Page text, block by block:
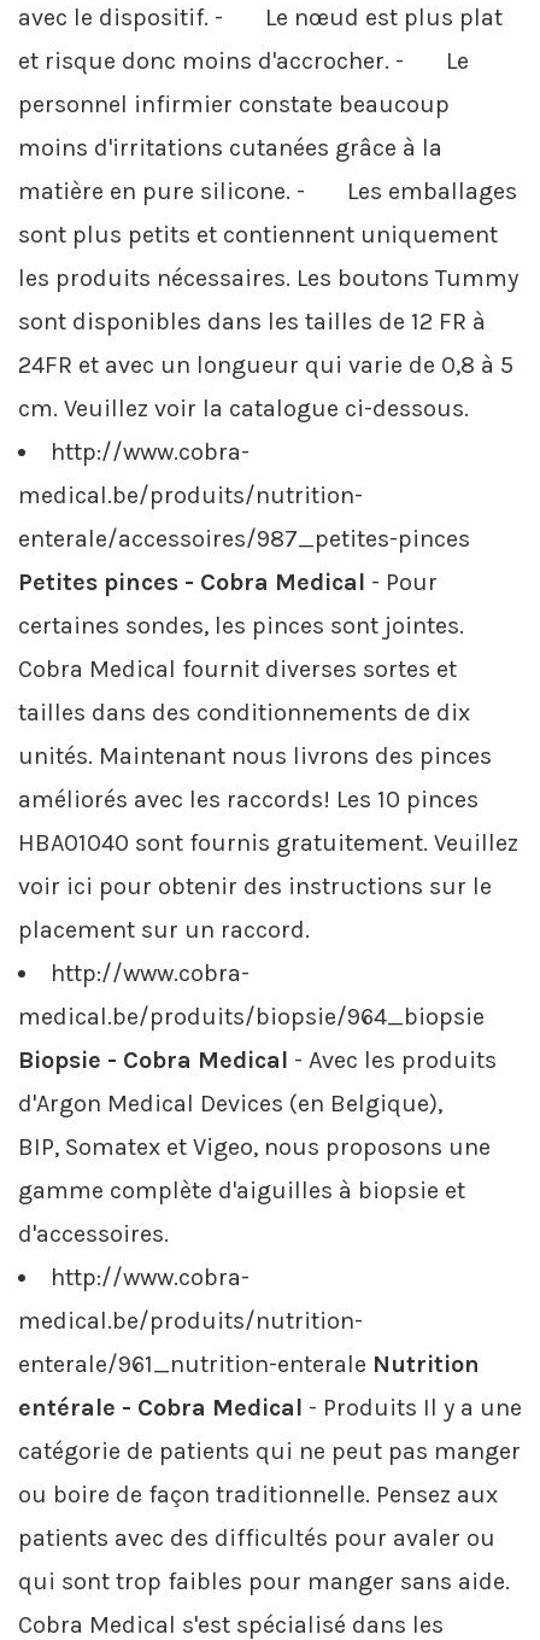
avec le dispositif. - Le nœud est plus plat
et risque donc moins d'accrocher. - Le
personnel infirmier constate beaucoup
moins d'irritations cutanées grâce à la
matière en pure silicone. - Les emballages
sont plus petits et contiennent uniquement
les produits nécessaires. Les boutons Tummy
sont disponibles dans les tailles de 12 FR à
24FR et avec un longueur qui varie de 0,8 à 5
cm. Veuillez voir la catalogue ci-dessous.
http://www.cobra-
medical.be/produits/nutrition-
enterale/accessoires/987_petites-pinces
Petites pinces - Cobra Medical - Pour
certaines sondes, les pinces sont jointes.
Cobra Medical fournit diverses sortes et
tailles dans des conditionnements de dix
unités. Maintenant nous livrons des pinces
améliorés avec les raccords! Les 10 pinces
HBA01040 sont fournis gratuitement. Veuillez
voir ici pour obtenir des instructions sur le
placement sur un raccord.
http://www.cobra-
medical.be/produits/biopsie/964_biopsie
Biopsie - Cobra Medical - Avec les produits
d'Argon Medical Devices (en Belgique),
BIP, Somatex et Vigeo, nous proposons une
gamme complète d'aiguilles à biopsie et
d'accessoires.
http://www.cobra-
medical.be/produits/nutrition-
enterale/961_nutrition-enterale Nutrition
entérale - Cobra Medical - Produits Il y a une
catégorie de patients qui ne peut pas manger
ou boire de façon traditionnelle. Pensez aux
patients avec des difficultés pour avaler ou
qui sont trop faibles pour manger sans aide.
Cobra Medical s'est spécialisé dans les